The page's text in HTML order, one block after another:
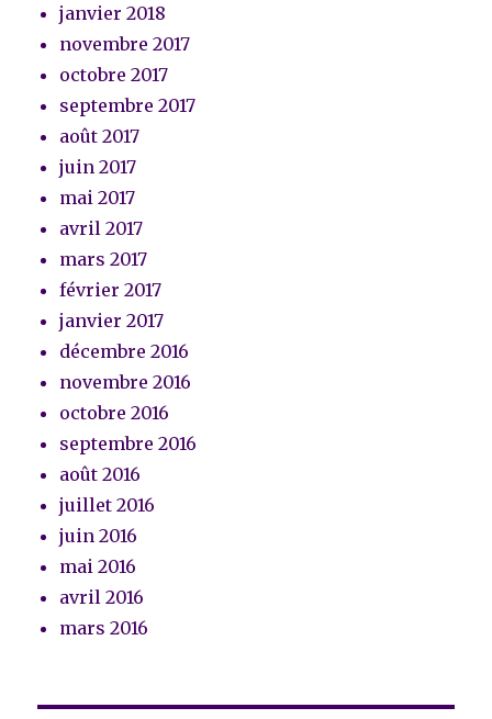
janvier 2018
novembre 2017
octobre 2017
septembre 2017
août 2017
juin 2017
mai 2017
avril 2017
mars 2017
février 2017
janvier 2017
décembre 2016
novembre 2016
octobre 2016
septembre 2016
août 2016
juillet 2016
juin 2016
mai 2016
avril 2016
mars 2016